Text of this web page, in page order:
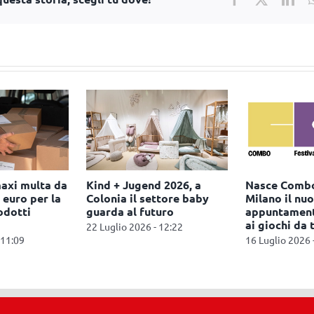
Ue per
Talking Tom Heroes
debutta nei cinema
italiani ed europei
27 Luglio 2026 - 11:51
Monopoly
reality game
27 Luglio 2026